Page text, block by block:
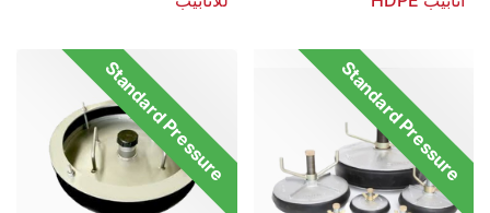
Standard Pressure
Standard Pressure